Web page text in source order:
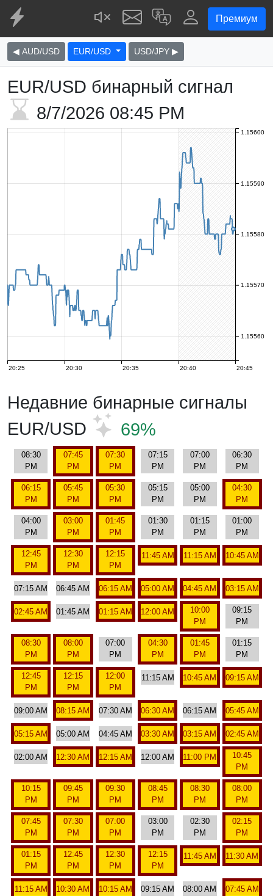
Премиум
◀ AUD/USD EUR/USD USD/JPY ▶
EUR/USD бинарный сигнал
8/7/2026 08:45 PM
20:25 20:30 20:35 20:40 20:45
1.15560
1.15570
1.15580
1.15590
1.15600
Недавние бинарные сигналы
EUR/USD
69%
08:30
PM
07:45
PM
07:30
PM
07:15
PM
07:00
PM
06:30
PM
06:15
PM
05:45
PM
05:30
PM
05:15
PM
05:00
PM
04:30
PM
04:00
PM
03:00
PM
01:45
PM
01:30
PM
01:15
PM
01:00
PM
12:45
PM
12:30
PM
12:15
PM
11:45 AM 11:15 AM 10:45 AM
07:15 AM 06:45 AM 06:15 AM 05:00 AM 04:45 AM 03:15 AM
02:45 AM 01:45 AM 01:15 AM 12:00 AM
10:00
PM
09:15
PM
08:30
PM
08:00
PM
07:00
PM
04:30
PM
01:45
PM
01:15
PM
12:45
PM
12:15
PM
12:00
PM
11:15 AM 10:45 AM 09:15 AM
09:00 AM 08:15 AM 07:30 AM 06:30 AM 06:15 AM 05:45 AM
05:15 AM 05:00 AM 04:45 AM 03:30 AM 03:15 AM 02:45 AM
02:00 AM 12:30 AM 12:15 AM 12:00 AM 11:00 PM
10:45
PM
10:15
PM
09:45
PM
09:30
PM
08:45
PM
08:30
PM
08:00
PM
07:45
PM
07:30
PM
07:00
PM
03:00
PM
02:30
PM
02:15
PM
01:15
PM
12:45
PM
12:30
PM
12:15
PM
11:45 AM 11:30 AM
11:15 AM 10:30 AM 10:15 AM 09:15 AM 08:00 AM 07:45 AM